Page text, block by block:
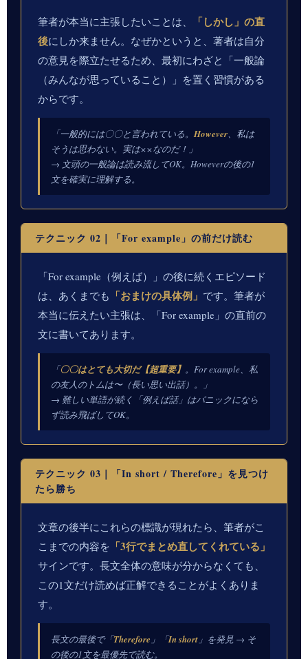
筆者が本当に主張したいことは、
「しかし」の直
後にしか来ません。なぜかというと、著者は自分
の意見を際立たせるため、最初にわざと「一般論
（みんなが思っていること）」を置く習慣がある
からです。
「一般的には〇〇と言われている。 However、私は
そうは思わない。実は××なのだ！」
→ 文頭の一般論は読み流してOK。Howeverの後の1
文を確実に理解する。
テクニック 02｜「For example」の前だけ読む
「For example（例えば）」の後に続くエピソード
は、あくまでも 「おまけの具体例」 です。筆者が
本当に伝えたい主張は、「For example」の直前の
文に書いてあります。
「〇〇はとても大切だ【超重要】 。For example、私
の友人のトムは〜（長い思い出話）。」
→ 難しい単語が続く「例えば話」はパニックになら
ず読み飛ばしてOK。
テクニック 03｜「In short / Therefore」を見つけ
たら勝ち
文章の後半にこれらの標識が現れたら、筆者がこ
こまでの内容を 「3行でまとめ直してくれている」
サインです。長文全体の意味が分からなくても、
この1文だけ読めば正解できることがよくありま
す。
長文の最後で「Therefore 」「In short 」を発見 → そ
の後の1文を最優先で読む。